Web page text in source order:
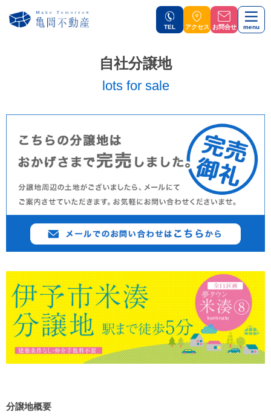
TEL アクセス お問合せ menu
自社分譲地
lots for sale
分譲地概要